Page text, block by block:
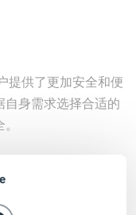
提供了更加安全和便
身需求选择合适的